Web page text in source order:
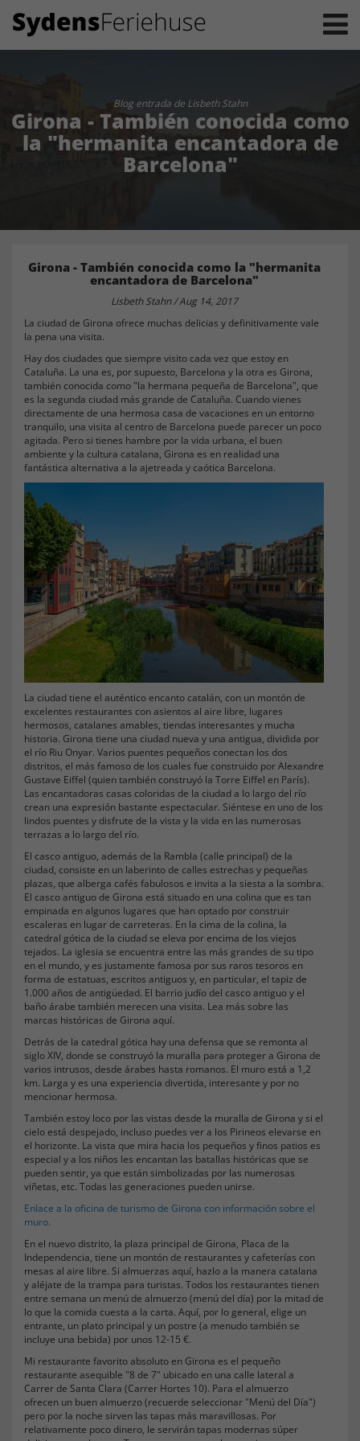
Blog entrada de Lisbeth Stahn
Girona - También conocida como
la "hermanita encantadora de
Barcelona"
Girona - También conocida como la "hermanita
encantadora de Barcelona"
Lisbeth Stahn / Aug 14, 2017
La ciudad de Girona ofrece muchas delicias y definitivamente vale
la pena una visita.
Hay dos ciudades que siempre visito cada vez que estoy en
Cataluña. La una es, por supuesto, Barcelona y la otra es Girona,
también conocida como "la hermana pequeña de Barcelona", que
es la segunda ciudad más grande de Cataluña. Cuando vienes
directamente de una hermosa casa de vacaciones en un entorno
tranquilo, una visita al centro de Barcelona puede parecer un poco
agitada. Pero si tienes hambre por la vida urbana, el buen
ambiente y la cultura catalana, Girona es en realidad una
fantástica alternativa a la ajetreada y caótica Barcelona.
La ciudad tiene el auténtico encanto catalán, con un montón de
excelentes restaurantes con asientos al aire libre, lugares
hermosos, catalanes amables, tiendas interesantes y mucha
historia. Girona tiene una ciudad nueva y una antigua, dividida por
el río Riu Onyar. Varios puentes pequeños conectan los dos
distritos, el más famoso de los cuales fue construido por Alexandre
Gustave Eiffel (quien también construyó la Torre Eiffel en París).
Las encantadoras casas coloridas de la ciudad a lo largo del río
crean una expresión bastante espectacular. Siéntese en uno de los
lindos puentes y disfrute de la vista y la vida en las numerosas
terrazas a lo largo del río.
El casco antiguo, además de la Rambla (calle principal) de la
ciudad, consiste en un laberinto de calles estrechas y pequeñas
plazas, que alberga cafés fabulosos e invita a la siesta a la sombra.
El casco antiguo de Girona está situado en una colina que es tan
empinada en algunos lugares que han optado por construir
escaleras en lugar de carreteras. En la cima de la colina, la
catedral gótica de la ciudad se eleva por encima de los viejos
tejados. La iglesia se encuentra entre las más grandes de su tipo
en el mundo, y es justamente famosa por sus raros tesoros en
forma de estatuas, escritos antiguos y, en particular, el tapiz de
1.000 años de antigüedad. El barrio judío del casco antiguo y el
baño árabe también merecen una visita. Lea más sobre las
marcas históricas de Girona aquí.
Detrás de la catedral gótica hay una defensa que se remonta al
siglo XIV, donde se construyó la muralla para proteger a Girona de
varios intrusos, desde árabes hasta romanos. El muro está a 1,2
km. Larga y es una experiencia divertida, interesante y por no
mencionar hermosa.
También estoy loco por las vistas desde la muralla de Girona y si el
cielo está despejado, incluso puedes ver a los Pirineos elevarse en
el horizonte. La vista que mira hacia los pequeños y finos patios es
especial y a los niños les encantan las batallas históricas que se
pueden sentir, ya que están simbolizadas por las numerosas
viñetas, etc. Todas las generaciones pueden unirse.
Enlace a la oficina de turismo de Girona con información sobre el
muro.
En el nuevo distrito, la plaza principal de Girona, Placa de la
Independencia, tiene un montón de restaurantes y cafeterías con
mesas al aire libre. Si almuerzas aquí, hazlo a la manera catalana
y aléjate de la trampa para turistas. Todos los restaurantes tienen
entre semana un menú de almuerzo (menú del día) por la mitad de
lo que la comida cuesta a la carta. Aquí, por lo general, elige un
entrante, un plato principal y un postre (a menudo también se
incluye una bebida) por unos 12-15 €.
Mi restaurante favorito absoluto en Girona es el pequeño
restaurante asequible "8 de 7" ubicado en una calle lateral a
Carrer de Santa Clara (Carrer Hortes 10). Para el almuerzo
ofrecen un buen almuerzo (recuerde seleccionar "Menú del Día")
pero por la noche sirven las tapas más maravillosas. Por
relativamente poco dinero, le servirán tapas modernas súper